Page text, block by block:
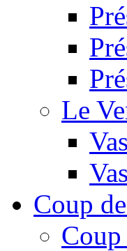
Le
Coup